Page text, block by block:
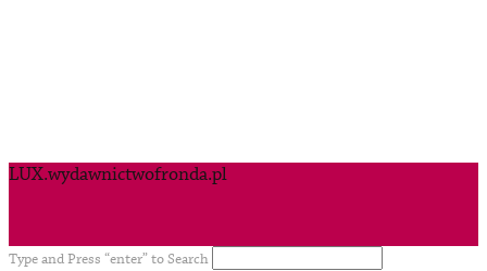
LUX.wydawnictwofronda.pl
Type and Press “enter” to Search